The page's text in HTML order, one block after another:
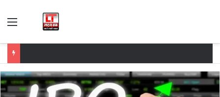
Menu